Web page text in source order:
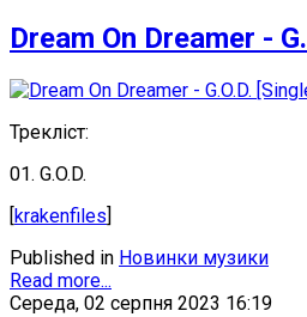
Dream On Dreamer -
Трекліст:
01. G.O.D.
[krakenfiles]
Published in Новинки музики
Read more...
Середа, 02 серпня 2023 16:19